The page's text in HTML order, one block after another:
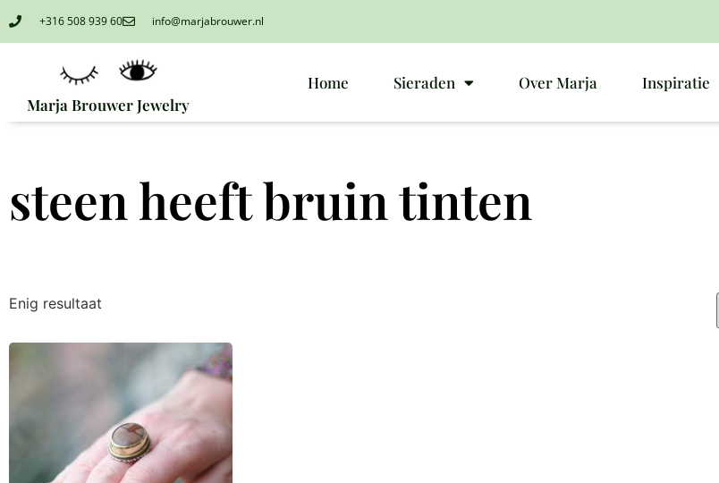
+316 508 939 60 info@marjabrouwer.nl
Marja Brouwer Jewelry
Home Sieraden Over Marja Inspiratie
steen heeft bruin tinten
Enig resultaat